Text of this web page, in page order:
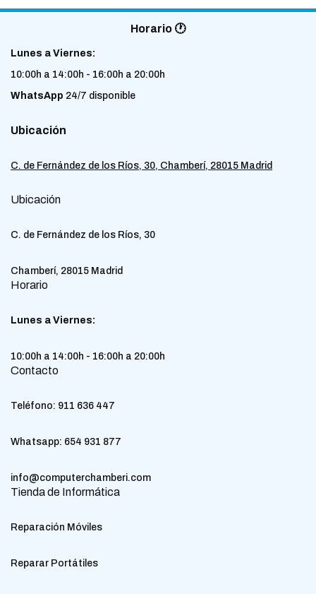
Horario 🕐
Lunes a Viernes:
10:00h a 14:00h - 16:00h a 20:00h
WhatsApp 24/7 disponible
Ubicación
C. de Fernández de los Ríos, 30, Chamberí, 28015 Madrid
Ubicación
C. de Fernández de los Ríos, 30
Chamberí, 28015 Madrid
Horario
Lunes a Viernes:
10:00h a 14:00h - 16:00h a 20:00h
Contacto
Teléfono: 911 636 447
Whatsapp: 654 931 877
info@computerchamberi.com
Tienda de Informática
Reparación Móviles
Reparar Portátiles